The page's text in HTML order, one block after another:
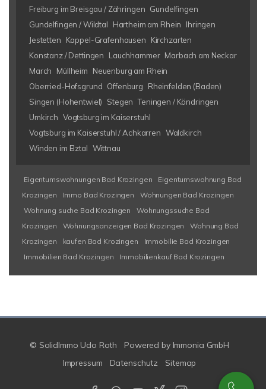
Freiburg im Breisgau / Zähringen Gundelfingen
Gundelfingen / Wildtal
Hartheim am Rhein
Ihringen
Jestetten
Kappel-Grafenhausen
Kirchzarten
Konstanz / Dettingen
Lauchhammer Marbach am Neckar
March
Müllheim
Neuenburg am Rhein
Oberried-Hofsgrund Offenburg
Rheinfelden (Baden)
Singen (Hohentwiel)
Stegen Teningen / Köndringen
Umkirch Vogtsburg im Kaiserstuhl
Vogtsburg im Kaiserstuhl / Achkarren Waldkirch
Winden im Elztal Wittnau
Eigentumswohnungen Bad Krozingen
Eigentumswohnung Bad
Krozingen
Immo Bad Krozingen
Wohnungen Bad Krozingen
Wohnung suche Bad Krozingen
Wohnungssuche Bad
Krozingen
Wohnungsanzeigen Bad Krozingen
Wohnung Bad
Krozingen
kaufen Bad Krozingen
Immobilie Bad Krozingen
Immobilien Bad Krozingen
Immobilienkauf Bad Krozingen
© SolidImmo Udo Roth Powered by Immonia GmbH
Impressum
Datenschutz Sitemap